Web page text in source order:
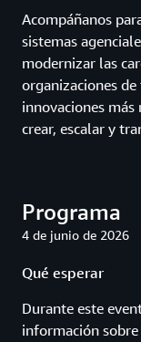
Acompáñanos
sistemas
modernizar las
organizaciones
innovaciones más
crear, escalar y
Programa
4 de junio de 2026
Qué esperar
Durante este
información sobre